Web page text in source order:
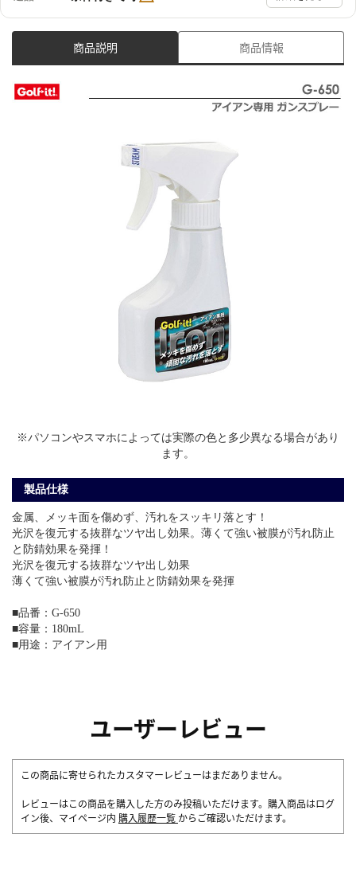
商品説明 商品情報
※パソコンやスマホによっては実際の色と多少異なる場合があり
ます。
製品仕様
金属、メッキ面を傷めず、汚れをスッキリ落とす！
光沢を復元する抜群なツヤ出し効果。薄くて強い被膜が汚れ防止
と防錆効果を発揮！
光沢を復元する抜群なツヤ出し効果
薄くて強い被膜が汚れ防止と防錆効果を発揮
■品番：G-650
■容量：180mL
■用途：アイアン用
ユーザーレビュー
この商品に寄せられたカスタマーレビューはまだありません。
レビューはこの商品を購入した方のみ投稿いただけます。購入商品はログ
イン後、マイページ内 購入履歴一覧 からご確認いただけます。